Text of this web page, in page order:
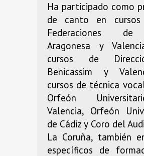
Ha participado como
de canto en
Federaciones de
Aragonesa y
cursos de
Benicassim y
cursos de técnica
Orfeón
Valencia, Orfeón
de Cádiz y Coro del
La Coruña, también
específicos de